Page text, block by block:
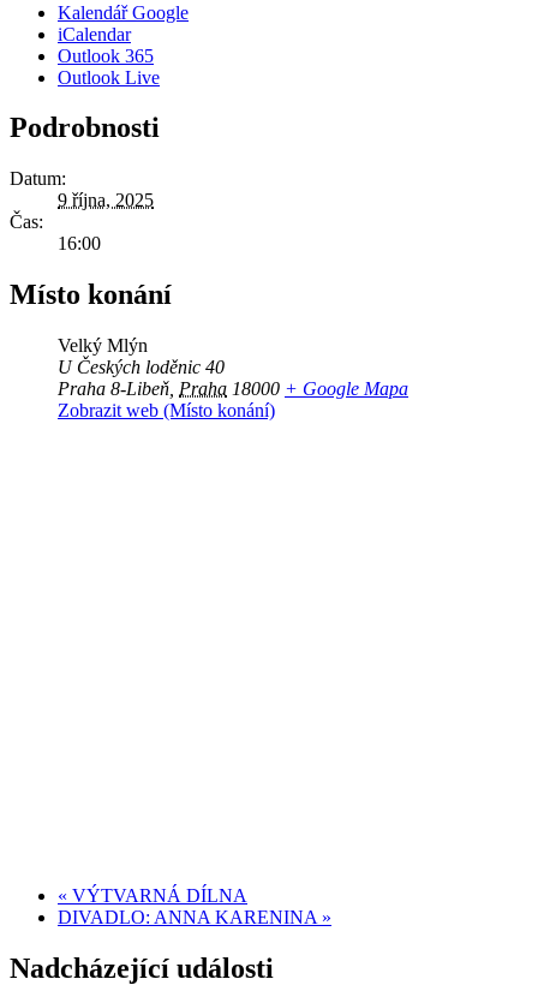
Kalendář Google
iCalendar
Outlook 365
Outlook Live
Podrobnosti
Datum:
9 října, 2025
Čas:
16:00
Místo konání
Velký Mlýn
U Českých loděnic 40
Praha 8-Libeň Praha 18000 + Google Mapa
Zobrazit web (Místo konání)
« VÝTVARNÁ DÍLNA
DIVADLO: ANNA KARENINA »
Nadcházející události